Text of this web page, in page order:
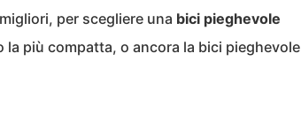
per scegliere una bici pieghevole
la più compatta, o ancora la bici pieghevole